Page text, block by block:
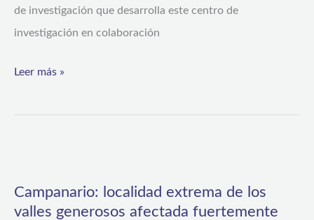
de investigación que desarrolla este centro de
investigación en colaboración
la
Región
Leer más »
Campanario: localidad extrema de los
valles generosos afectada fuertemente
extrema